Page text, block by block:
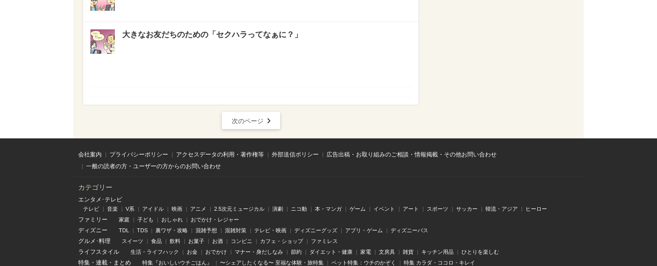
大きなお友だちのための「セクハラってなぁに？」
次のページ
会社案内 プライバシーポリシー アクセスデータの利用・著作権等 外部送信ポリシー
広告出稿・お取り組みのご相談・情報掲載・その他お問い合わせ
一般の読者の方・ユーザーの方からのお問い合わせ
カテゴリー
エンタメ･テレビ
テレビ 音楽 V系 アイドル 映画 アニメ 2.5次元ミュージカル 演劇 ニコ動 本・マンガ ゲーム イベント アート スポーツ サッカー 韓流・アジア ヒーロー
ファミリー 家庭 子ども おしゃれ おでかけ・レジャー
ディズニー TDL TDS 裏ワザ・攻略 混雑予想 混雑対策 テレビ・映画 ディズニーグッズ アプリ・ゲーム ディズニーパス
グルメ･料理 スイーツ 食品 飲料 お菓子 お酒 コンビニ カフェ・ショップ ファミレス
ライフスタイル 生活・ライフハック お金 おでかけ マナー・身だしなみ 節約 ダイエット・健康 家電 文房具 雑貨 キッチン用品 ひとりを楽しむ
特集 ・ 連載 ・ まとめ 特集『おいしいウチごはん』 〜シェアしたくなる〜 至福な体験・旅特集 ペット特集：ウチのかぞく 特集 カラダ・ココロ・キレイ